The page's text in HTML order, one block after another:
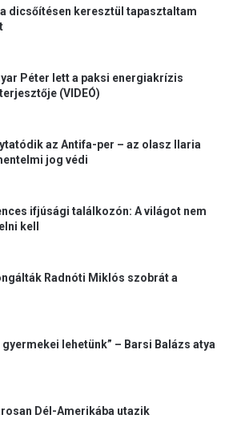
dicsőítésen keresztül tapasztaltam
Péter lett a paksi energiakrízis
(VIDEÓ)
az Antifa-per – az olasz Ilaria
jog védi
ifjúsági találkozón: A világot nem
kell
Radnóti Miklós szobrát a
gyermekei lehetünk” – Barsi Balázs atya
Dél-Amerikába utazik